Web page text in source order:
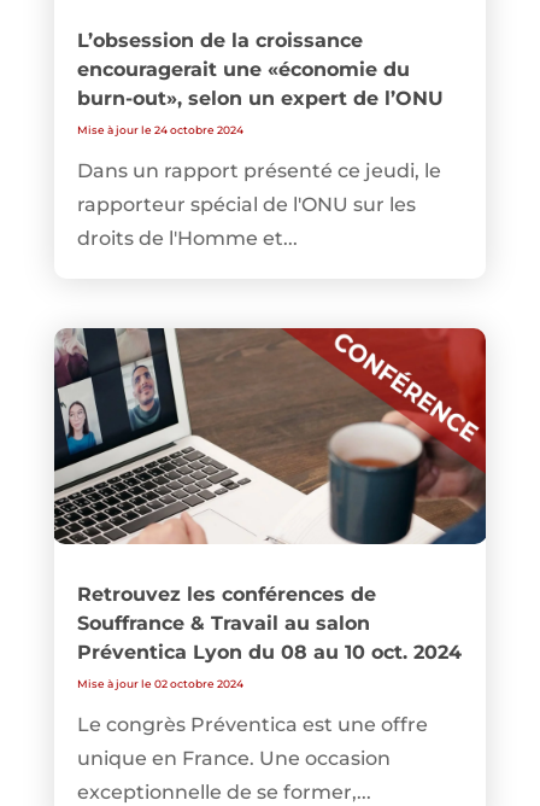
L’obsession de la croissance
encouragerait une «économie du
burn-out», selon un expert de l’ONU
Mise à jour le 24 octobre 2024
Dans un rapport présenté ce jeudi, le
rapporteur spécial de l'ONU sur les
droits de l'Homme et...
Retrouvez les conférences de
Souffrance & Travail au salon
Préventica Lyon du 08 au 10 oct. 2024
Mise à jour le 02 octobre 2024
Le congrès Préventica est une offre
unique en France. Une occasion
exceptionnelle de se former,...